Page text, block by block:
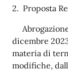
2. Proposta
Abrogazione
dicembre
materia di
modifiche,